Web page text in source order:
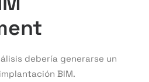
debería generarse un
BIM.